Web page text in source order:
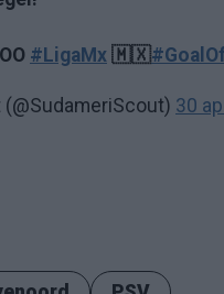
#LigaMx 🇲🇽
30